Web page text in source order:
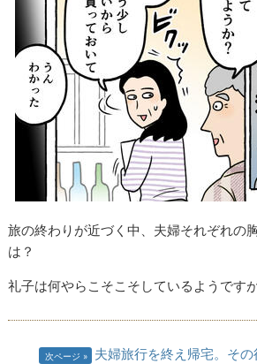
旅の終わりが近づく中、夫婦それぞれの
は？
礼子は何やらこそこそしているようです
次ページ 夫婦旅行を終え帰宅。そ